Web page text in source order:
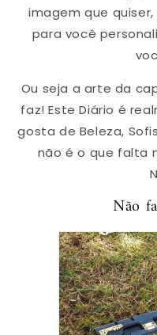
imagem que
para você
Ou seja a arte da
faz!Este Diário é
gosta de Beleza,
não é o que falta
Não